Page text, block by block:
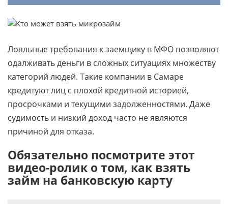
Лояльные требования к заемщику в МФО позволяют
одалживать деньги в сложных ситуациях множеству
категорий людей. Такие компании в Самаре
кредитуют лиц с плохой кредитной историей,
просрочками и текущими задолженностями. Даже
судимость и низкий доход часто не являются
причиной для отказа.
Обязательно посмотрите этот
видео-ролик о том, как взять
займ на банковскую карту